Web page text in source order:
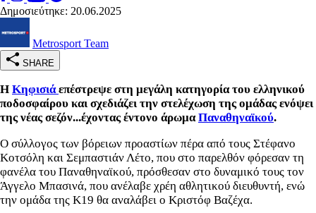
Δημοσιεύτηκε: 20.06.2025
Metrosport Team
SHARE
Η Κηφισιάεπέστρεψε στη μεγάλη κατηγορία του ελληνικού
ποδοσφαίρου και σχεδιάζει την στελέχωση της ομάδας ενόψει
της νέας σεζόν...έχοντας έντονο άρωμαΠαναθηναϊκού.
Ο σύλλογος των βόρειων προαστίων πέρα από τους Στέφανο
Κοτσόλη και Σεμπαστιάν Λέτο, που στο παρελθόν φόρεσαν τη
φανέλα του Παναθηναϊκού, πρόσθεσαν στο δυναμικό τους τον
Άγγελο Μπασινά, που ανέλαβε χρέη αθλητικού διευθυντή, ενώ
την ομάδα της Κ19 θα αναλάβει ο Κριστόφ Βαζέχα.